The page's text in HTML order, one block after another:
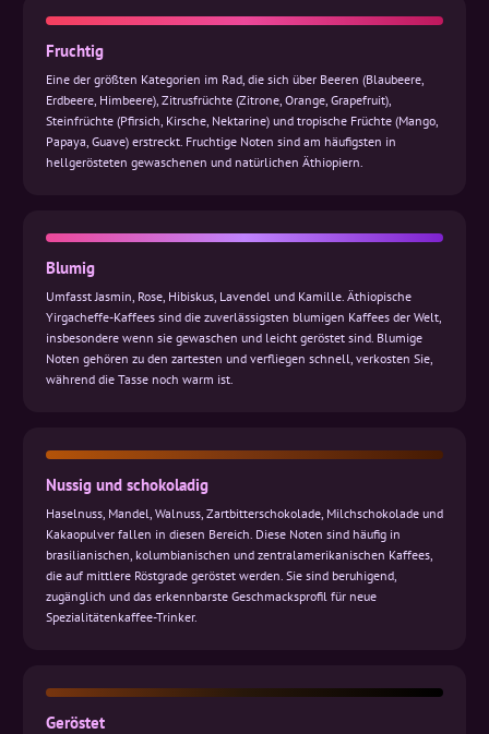
Fruchtig
Eine der größten Kategorien im Rad, die sich über Beeren (Blaubeere,
Erdbeere, Himbeere), Zitrusfrüchte (Zitrone, Orange, Grapefruit),
Steinfrüchte (Pfirsich, Kirsche, Nektarine) und tropische Früchte (Mango,
Papaya, Guave) erstreckt. Fruchtige Noten sind am häufigsten in
hellgerösteten gewaschenen und natürlichen Äthiopiern.
Blumig
Umfasst Jasmin, Rose, Hibiskus, Lavendel und Kamille. Äthiopische
Yirgacheffe-Kaffees sind die zuverlässigsten blumigen Kaffees der Welt,
insbesondere wenn sie gewaschen und leicht geröstet sind. Blumige
Noten gehören zu den zartesten und verfliegen schnell, verkosten Sie,
während die Tasse noch warm ist.
Nussig und schokoladig
Haselnuss, Mandel, Walnuss, Zartbitterschokolade, Milchschokolade und
Kakaopulver fallen in diesen Bereich. Diese Noten sind häufig in
brasilianischen, kolumbianischen und zentralamerikanischen Kaffees,
die auf mittlere Röstgrade geröstet werden. Sie sind beruhigend,
zugänglich und das erkennbarste Geschmacksprofil für neue
Spezialitätenkaffee-Trinker.
Geröstet